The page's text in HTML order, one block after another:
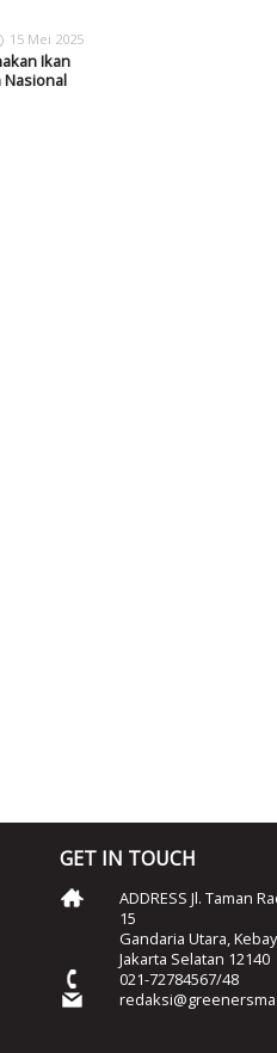
15 Mei 2025
Ikan
Nasional
GET IN TOUCH
ADDRESS Jl. Taman
15
Gandaria Utara,
Jakarta Selatan 12140
021-72784567/48